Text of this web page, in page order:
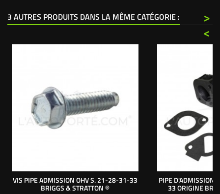
3 AUTRES PRODUITS DANS LA MÊME CATÉGORIE :
>
<
VIS PIPE ADMISSION OHV S. 21-28-31-33
BRIGGS & STRATTON ®
PIPE D'ADMISSION
33 ORIGINE